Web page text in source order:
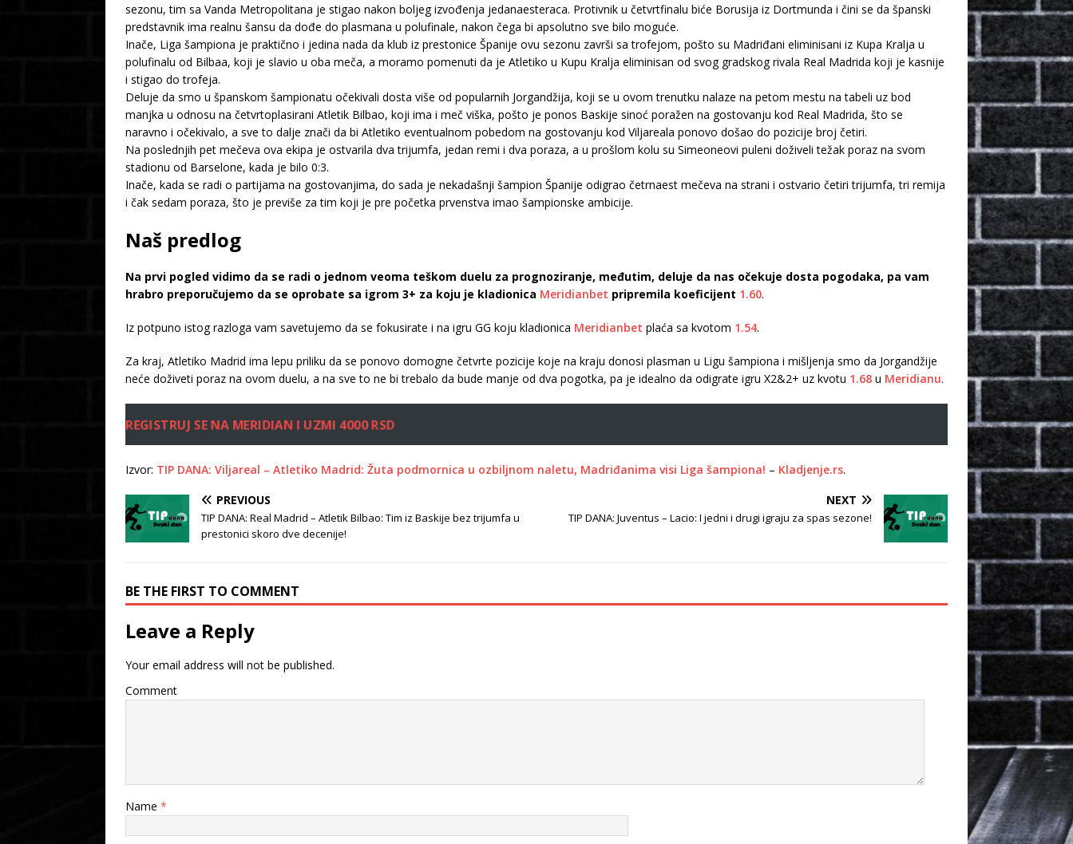
sezonu, tim sa Vanda Metropolitana je stigao nakon boljeg izvođenja jedanaesteraca. Protivnik u četvrtfinalu biće Borusija iz Dortmunda i čini se da španski
predstavnik ima realnu šansu da dođe do plasmana u polufinale, nakon čega bi apsolutno sve bilo moguće.
Inače, Liga šampiona je praktično i jedina nada da klub iz prestonice Španije ovu sezonu završi sa trofejom, pošto su Madriđani eliminisani iz Kupa Kralja u
polufinalu od Bilbaa, koji je slavio u oba meča, a moramo pomenuti da je Atletiko u Kupu Kralja eliminisan od svog gradskog rivala Real Madrida koji je kasnije
i stigao do trofeja.
Deluje da smo u španskom šampionatu očekivali dosta više od popularnih Jorgandžija, koji se u ovom trenutku nalaze na petom mestu na tabeli uz bod
manjka u odnosu na četvrtoplasirani Atletik Bilbao, koji ima i meč viška, pošto je ponos Baskije sinoć poražen na gostovanju kod Real Madrida, što se
naravno i očekivalo, a sve to dalje znači da bi Atletiko eventualnom pobedom na gostovanju kod Viljareala ponovo došao do pozicije broj četiri.
Na poslednjih pet mečeva ova ekipa je ostvarila dva trijumfa, jedan remi i dva poraza, a u prošlom kolu su Simeoneovi puleni doživeli težak poraz na svom
stadionu od Barselone, kada je bilo 0:3.
Inače, kada se radi o partijama na gostovanjima, do sada je nekadašnji šampion Španije odigrao četrnaest mečeva na strani i ostvario četiri trijumfa, tri remija
i čak sedam poraza, što je previše za tim koji je pre početka prvenstva imao šampionske ambicije.
Naš predlog
Na prvi pogled vidimo da se radi o jednom veoma teškom duelu za prognoziranje, međutim, deluje da nas očekuje dosta pogodaka, pa vam
hrabro preporučujemo da se oprobate sa igrom 3+ za koju je kladionica Meridianbet pripremila koeficijent 1.60.
Iz potpuno istog razloga vam savetujemo da se fokusirate i na igru GG koju kladionica Meridianbet plaća sa kvotom 1.54.
Za kraj, Atletiko Madrid ima lepu priliku da se ponovo domogne četvrte pozicije koje na kraju donosi plasman u Ligu šampiona i mišljenja smo da Jorgandžije
neće doživeti poraz na ovom duelu, a na sve to ne bi trebalo da bude manje od dva pogotka, pa je idealno da odigrate igru X2&2+ uz kvotu 1.68 u Meridianu.
REGISTRUJ SE NA MERIDIAN I UZMI 4000 RSD
Izvor: TIP DANA: Viljareal – Atletiko Madrid: Žuta podmornica u ozbiljnom naletu, Madriđanima visi Liga šampiona! – Kladjenje.rs.
PREVIOUS
TIP DANA: Real Madrid – Atletik Bilbao: Tim iz Baskije bez trijumfa u
prestonici skoro dve decenije!
NEXT
TIP DANA: Juventus – Lacio: I jedni i drugi igraju za spas sezone!
BE THE FIRST TO COMMENT
Leave a Reply
Your email address will not be published.
Comment
Name *